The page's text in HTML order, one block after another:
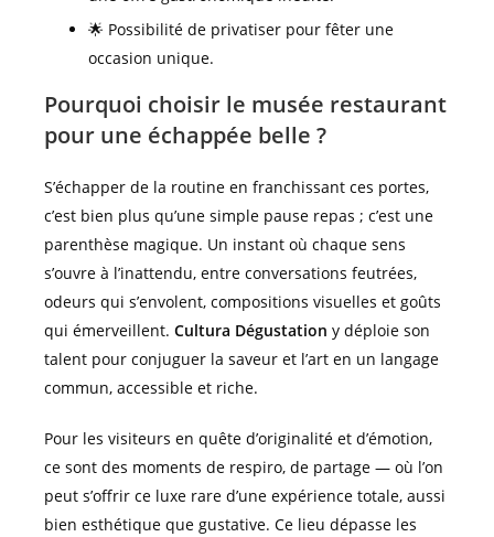
🌟 Possibilité de privatiser pour fêter une
occasion unique.
Pourquoi choisir le musée restaurant
pour une échappée belle ?
S’échapper de la routine en franchissant ces portes,
c’est bien plus qu’une simple pause repas ; c’est une
parenthèse magique. Un instant où chaque sens
s’ouvre à l’inattendu, entre conversations feutrées,
odeurs qui s’envolent, compositions visuelles et goûts
qui émerveillent. Cultura Dégustation y déploie son
talent pour conjuguer la saveur et l’art en un langage
commun, accessible et riche.
Pour les visiteurs en quête d’originalité et d’émotion,
ce sont des moments de respiro, de partage — où l’on
peut s’offrir ce luxe rare d’une expérience totale, aussi
bien esthétique que gustative. Ce lieu dépasse les